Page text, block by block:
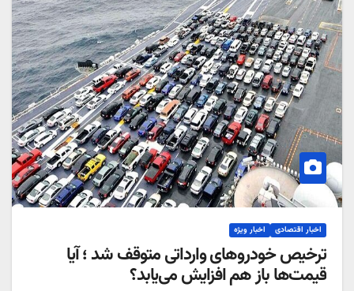
اخبار اقتصادی اخبار ویژه
ترخیص خودروهای وارداتی متوقف شد ؛ آیا
قیمت‌ها باز هم افزایش می‌یابد؟